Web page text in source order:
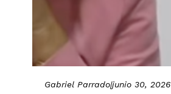
Gabriel Parrado|junio 30, 2026